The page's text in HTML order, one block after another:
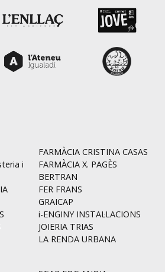
i
FARMÀCIA CRISTINA CASAS
FARMÀCIA X. PAGÈS
BERTRAN
FER FRANS
GRAICAP
i-ENGINY INSTAL·LACIONS
JOIERIA TRIAS
LA RENDA URBANA